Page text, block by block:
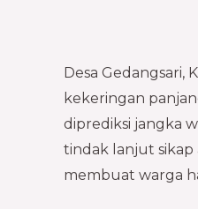
Desa
kekeringan
diprediksi jangka
tindak lanjut sikap
membuat warga
Yogyakarta